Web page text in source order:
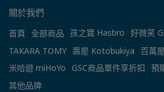
關於我們
首頁 全部商品 孩之寶 Hasbro 好微笑
TAKARA TOMY 壽屋 Kotobukiya
百萬
米哈遊 miHoYo GSC商品單件享折扣 預
其他品牌